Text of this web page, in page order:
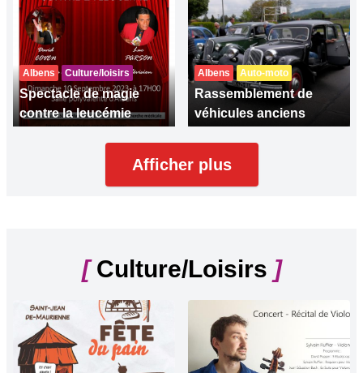
Albens Culture/loisirs
Spectacle de magie
contre la leucémie
Albens Auto-moto
Rassemblement de
véhicules anciens
Afficher plus
[Culture/Loisirs ]